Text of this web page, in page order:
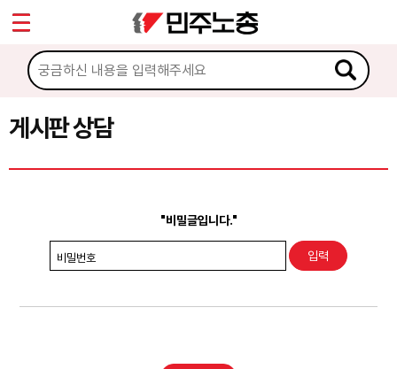
게시판 상담
"비밀글입니다."
비밀번호
마이페이지
소개
소식
노동상담
권리찾기수첩 검색
찾아보기
Sketchbook5, 스케치북5
Sketchbook5, 스케치북5